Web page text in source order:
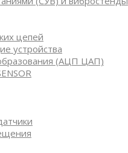
цепей
устройства
(АЦП ЦАП)